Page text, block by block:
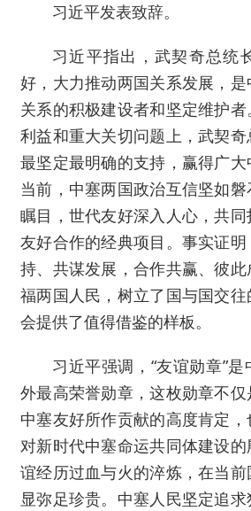
习近平发表致辞。
习近平指出，武契奇总统
好，大力推动两国关系发展，
关系的积极建设者和坚定维护
利益和重大关切问题上，武契
最坚定最明确的支持，赢得广大
当前，中塞两国政治互信坚如
瞩目，世代友好深入人心，共
友好合作的经典项目。事实证
持、共谋发展，合作共赢、彼
福两国人民，树立了国与国交
会提供了值得借鉴的样板。
习近平强调，“友谊勋章”
外最高荣誉勋章，这枚勋章不
中塞友好所作贡献的高度肯定
对新时代中塞命运共同体建设
谊经历过血与火的淬炼，在当
显弥足珍贵。中塞人民坚定追